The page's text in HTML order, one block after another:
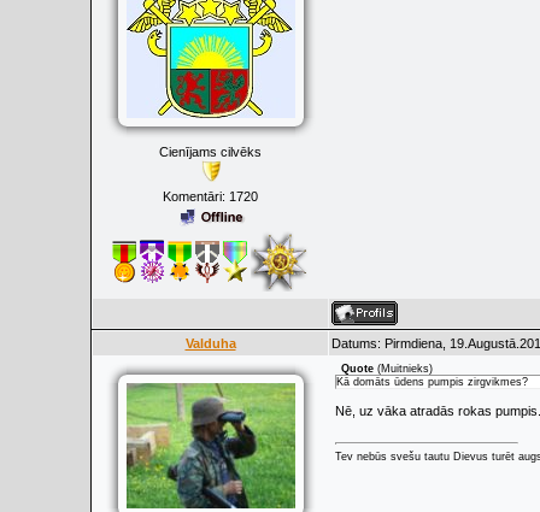
Cienījams cilvēks
Komentāri: 1720
Valduha Datums: Pirmdiena,
Quote (Muitnieks)
Kā domāts ūdens pumpis zirgvikmes?
Nē, uz vāka atradās rokas
Tev nebūs svešu tautu Dievus turēt